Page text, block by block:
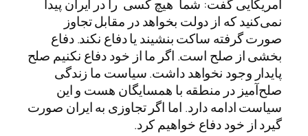
آمریکایی گفت: شما هیچ کسی را در ایران پیدا
نمی‌کنید که از دولت بخواهد در مقابل تجاوز
صورت گرفته ساکت بنشیند یا دفاع نکند. دفاع
بخشی از صلح است. اگر ما از خود دفاع نکنیم صلح
پایدار وجود نخواهد داشت. سیاست ما زندگی
صلح‌آمیز در منطقه با همسایگان هست و این
سیاست ادامه دارد. اما اگر تجاوزی به ایران صورت
گیرد از خود دفاع خواهیم کرد.